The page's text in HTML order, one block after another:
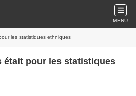
MENU
les statistiques ethniques
était pour les statistiques